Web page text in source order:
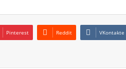
Pinterest Reddit VKontakte